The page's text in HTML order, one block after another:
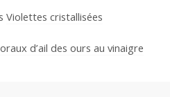
Violettes cristallisées
d’ail des ours au vinaigre